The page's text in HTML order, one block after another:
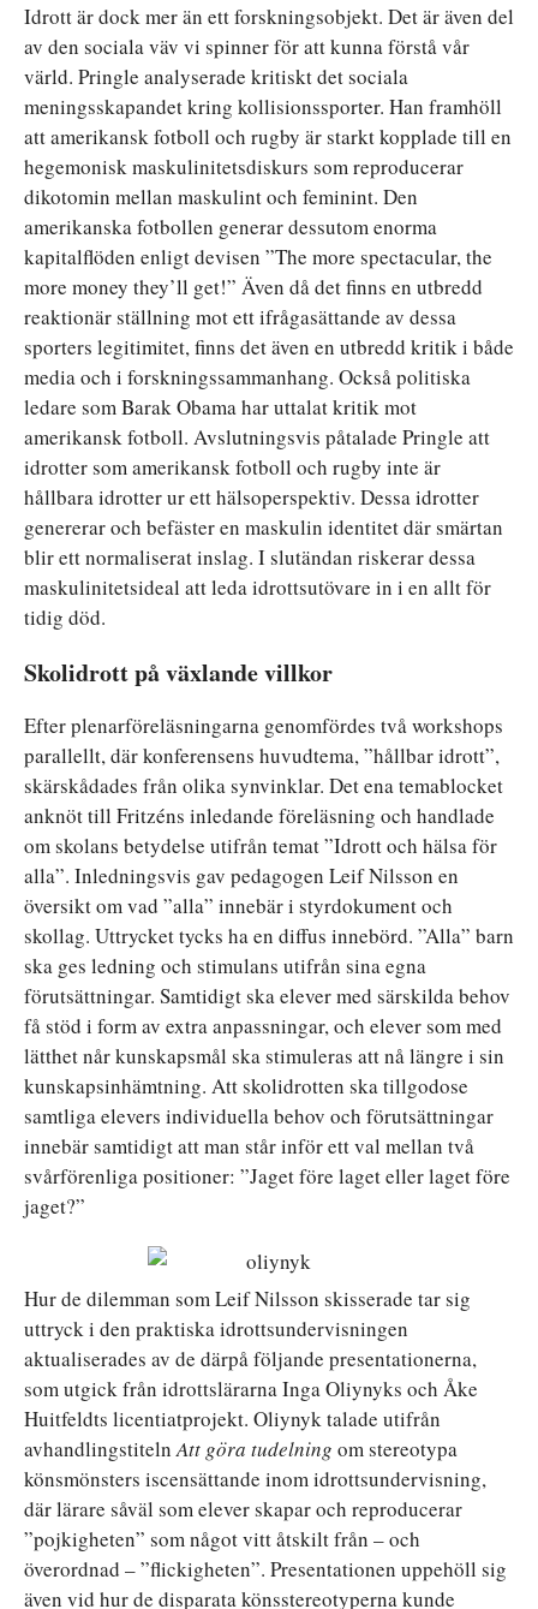
Idrott är dock mer än ett forskningsobjekt. Det är även del
av den sociala väv vi spinner för att kunna förstå vår
värld. Pringle analyserade kritiskt det sociala
meningsskapandet kring kollisionssporter. Han framhöll
att amerikansk fotboll och rugby är starkt kopplade till en
hegemonisk maskulinitetsdiskurs som reproducerar
dikotomin mellan maskulint och feminint. Den
amerikanska fotbollen generar dessutom enorma
kapitalflöden enligt devisen ”The more spectacular, the
more money they’ll get!” Även då det finns en utbredd
reaktionär ställning mot ett ifrågasättande av dessa
sporters legitimitet, finns det även en utbredd kritik i både
media och i forskningssammanhang. Också politiska
ledare som Barak Obama har uttalat kritik mot
amerikansk fotboll. Avslutningsvis påtalade Pringle att
idrotter som amerikansk fotboll och rugby inte är
hållbara idrotter ur ett hälsoperspektiv. Dessa idrotter
genererar och befäster en maskulin identitet där smärtan
blir ett normaliserat inslag. I slutändan riskerar dessa
maskulinitetsideal att leda idrottsutövare in i en allt för
tidig död.
Skolidrott på växlande villkor
Efter plenarföreläsningarna genomfördes två workshops
parallellt, där konferensens huvudtema, ”hållbar idrott”,
skärskådades från olika synvinklar. Det ena temablocket
anknöt till Fritzéns inledande föreläsning och handlade
om skolans betydelse utifrån temat ”Idrott och hälsa för
alla”. Inledningsvis gav pedagogen Leif Nilsson en
översikt om vad ”alla” innebär i styrdokument och
skollag. Uttrycket tycks ha en diffus innebörd. ”Alla” barn
ska ges ledning och stimulans utifrån sina egna
förutsättningar. Samtidigt ska elever med särskilda behov
få stöd i form av extra anpassningar, och elever som med
lätthet når kunskapsmål ska stimuleras att nå längre i sin
kunskapsinhämtning. Att skolidrotten ska tillgodose
samtliga elevers individuella behov och förutsättningar
innebär samtidigt att man står inför ett val mellan två
svårförenliga positioner: ”Jaget före laget eller laget före
jaget?”
Hur de dilemman som Leif Nilsson skisserade tar sig
uttryck i den praktiska idrottsundervisningen
aktualiserades av de därpå följande presentationerna,
som utgick från idrottslärarna Inga Oliynyks och Åke
Huitfeldts licentiatprojekt. Oliynyk talade utifrån
avhandlingstitelnAtt göra tudelning om stereotypa
könsmönsters iscensättande inom idrottsundervisning,
där lärare såväl som elever skapar och reproducerar
”pojkigheten” som något vitt åtskilt från – och
överordnad – ”flickigheten”. Presentationen uppehöll sig
även vid hur de disparata könsstereotyperna kunde